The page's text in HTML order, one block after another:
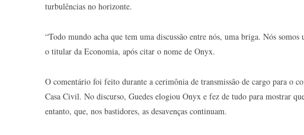
turbulências no horizonte.
“Todo mundo acha que tem uma discussão entre nós, uma briga. Nós
o titular da Economia, após citar o nome de Onyx.
O comentário foi feito durante a cerimônia de transmissão de cargo para o
Casa Civil. No discurso, Guedes elogiou Onyx e fez de tudo para mostrar
entanto, que, nos bastidores, as desavenças continuam.